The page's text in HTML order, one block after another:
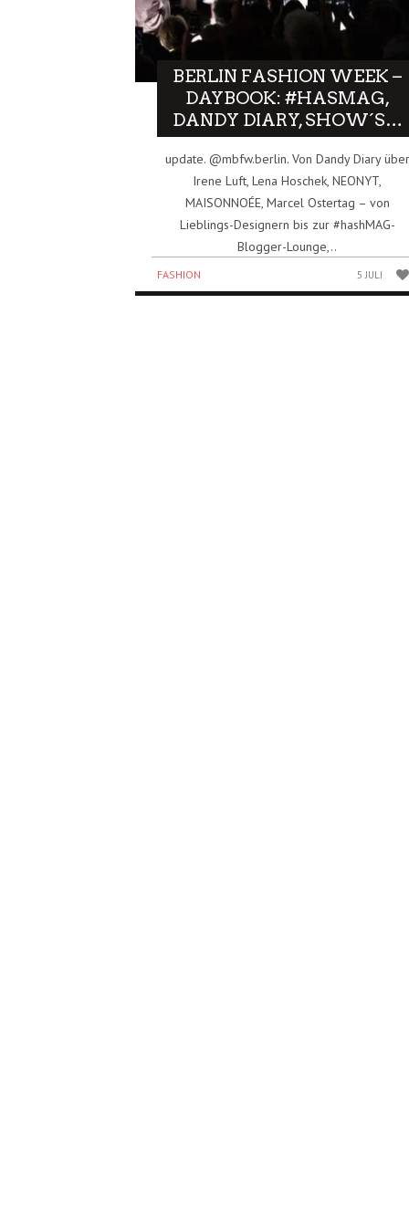
BERLIN FASHION WEEK –
DAYBOOK: #HASMAG,
DANDY DIARY, SHOW´S…
update. @mbfw.berlin. Von Dandy Diary über
Irene Luft, Lena Hoschek, NEONYT,
MAISONNOÉE, Marcel Ostertag – von
Lieblings-Designern bis zur #hashMAG-
Blogger-Lounge,..
FASHION 5 JULI